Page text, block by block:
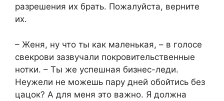
разрешения их брать. Пожалуйста, верните
их.
– Женя, ну что ты как маленькая, – в голосе
свекрови зазвучали покровительственные
нотки. – Ты же успешная бизнес-леди.
Неужели не можешь пару дней обойтись без
цацок? А для меня это важно. Я должна